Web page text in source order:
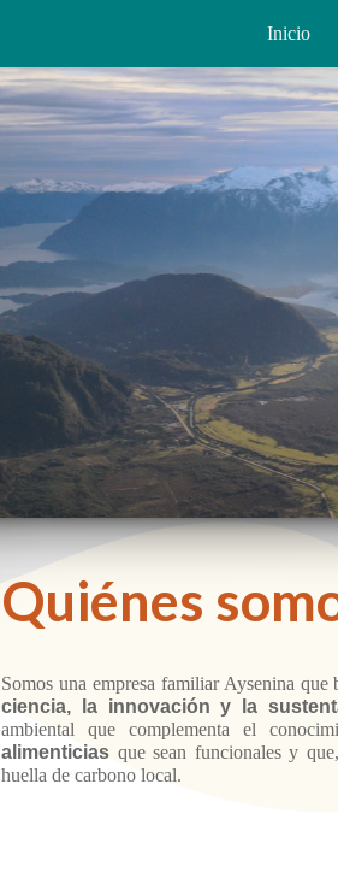
Inicio
Quiénes
Somos una empresa familiar Aysenina
ciencia, la innovación y la
ambiental que complementa el
alimenticias que sean funcionales y
huella de carbono local.